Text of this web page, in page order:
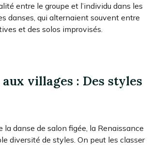
entre le groupe et l’individu dans les
danses, qui alternaient souvent entre
et des solos improvisés.
villages : Des styles
la danse de salon figée, la Renaissance
diversité de styles. On peut les classer